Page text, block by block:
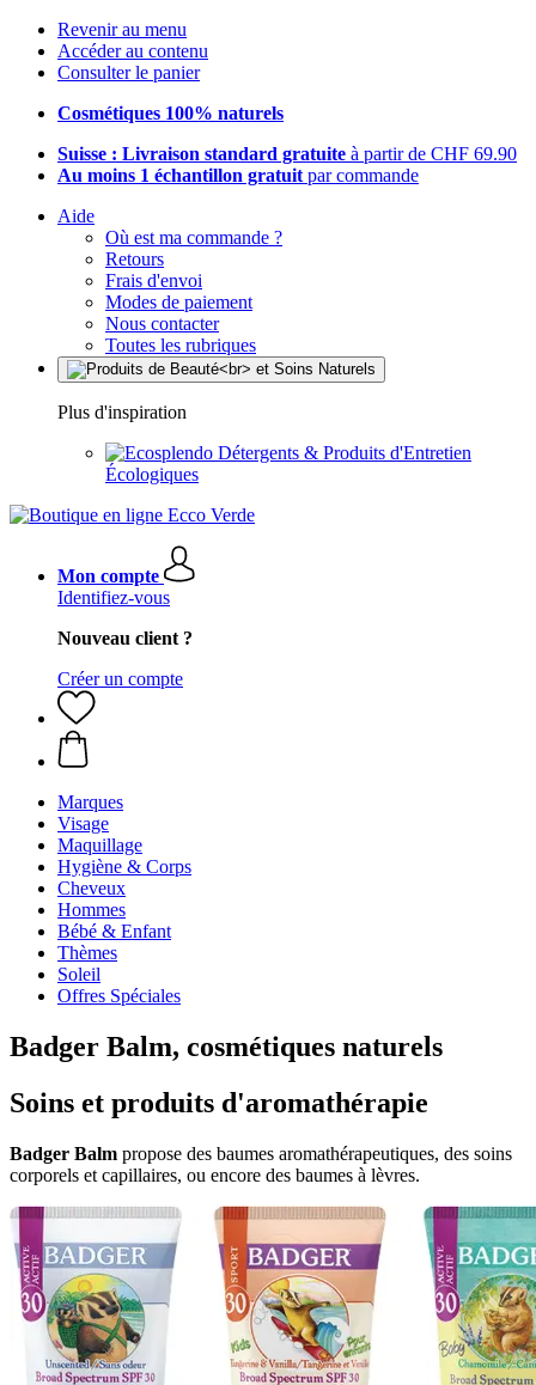
Revenir au menu
Accéder au contenu
Consulter le panier
Cosmétiques 100% naturels
Suisse : Livraison standard gratuite à partir de CHF 69.90
Au moins 1 échantillon gratuit par commande
Aide
Où est ma commande ?
Retours
Frais d'envoi
Modes de paiement
Nous contacter
Toutes les rubriques
Plus d'inspiration
Détergents & Produits d'Entretien
Écologiques
Mon compte
Identifiez-vous
Nouveau client ?
Créer un compte
Marques
Visage
Maquillage
Hygiène & Corps
Cheveux
Hommes
Bébé & Enfant
Thèmes
Soleil
Offres Spéciales
Badger Balm, cosmétiques naturels
Soins et produits d'aromathérapie
Badger Balm propose des baumes aromathérapeutiques, des soins
corporels et capillaires, ou encore des baumes à lèvres.